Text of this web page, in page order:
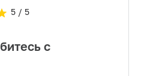
5/ 5
с